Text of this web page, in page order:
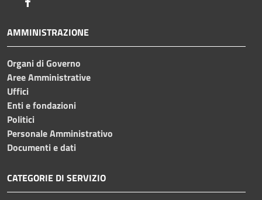
AMMINISTRAZIONE
Organi di Governo
Aree Amministrative
Uffici
Enti e fondazioni
Politici
Personale Amministrativo
Documenti e dati
CATEGORIE DI SERVIZIO